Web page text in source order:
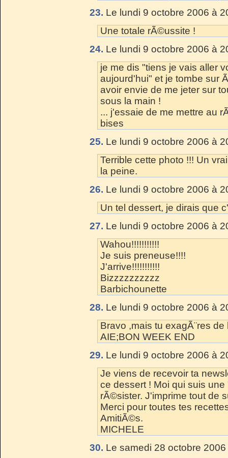
23. Le lundi 9 octobre 2006 à
Une totale rÃ©ussite !
24. Le lundi 9 octobre 2006 à
je me dis "tiens je vais aller
aujourd'hui" et je tombe sur
avoir envie de me jeter sur
sous la main !
... j'essaie de me mettre au
bises
25. Le lundi 9 octobre 2006 à
Terrible cette photo !!! Un
la peine.
26. Le lundi 9 octobre 2006 à
Un tel dessert, je dirais que
27. Le lundi 9 octobre 2006 à
Wahou!!!!!!!!!!!
Je suis preneuse!!!!
J'arrive!!!!!!!!!!!
Bizzzzzzzzzz
Barbichounette
28. Le lundi 9 octobre 2006 à
Bravo ,mais tu exagÃ¨res
AIE;BON WEEK END
29. Le lundi 9 octobre 2006 à
Je viens de recevoir ta
ce dessert ! Moi qui suis
rÃ©sister. J'imprime tout de
Merci pour toutes tes
AmitiÃ©s.
MICHELE
30. Le samedi 28 octobre